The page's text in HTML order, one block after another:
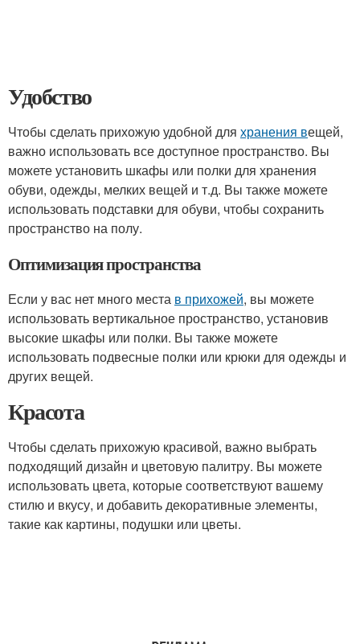
Удобство
Чтобы сделать прихожую удобной для хранения вещей,
важно использовать все доступное пространство. Вы
можете установить шкафы или полки для хранения
обуви, одежды, мелких вещей и т.д. Вы также можете
использовать подставки для обуви, чтобы сохранить
пространство на полу.
Оптимизация пространства
Если у вас нет много места в прихожей, вы можете
использовать вертикальное пространство, установив
высокие шкафы или полки. Вы также можете
использовать подвесные полки или крюки для одежды и
других вещей.
Красота
Чтобы сделать прихожую красивой, важно выбрать
подходящий дизайн и цветовую палитру. Вы можете
использовать цвета, которые соответствуют вашему
стилю и вкусу, и добавить декоративные элементы,
такие как картины, подушки или цветы.